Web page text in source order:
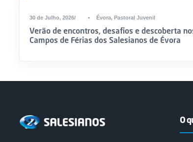
30 de Julho, 2026 • Évora, Pastoral Juvenil
Verão de encontros, desafios e descoberta
Campos de Férias dos Salesianos de Évora
O